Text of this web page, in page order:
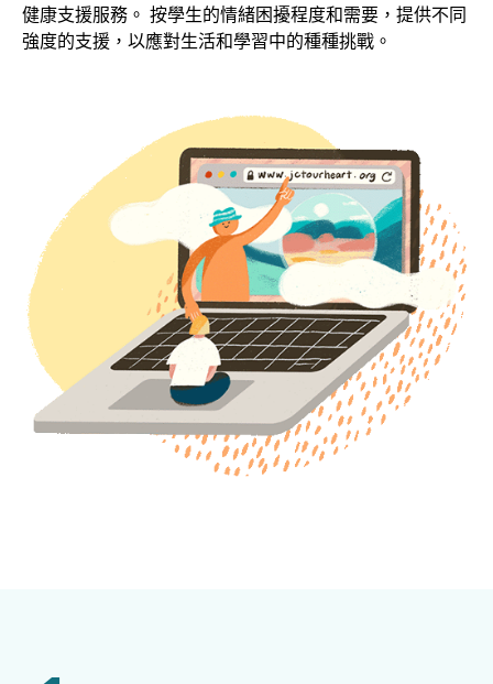
健康支援服務。 按學生的情緒困擾程度和需要，提供不同
強度的支援，以應對生活和學習中的種種挑戰。